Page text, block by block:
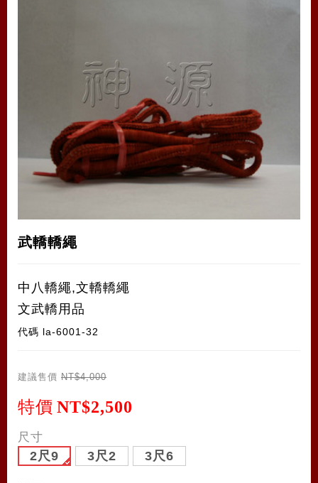
武轎轎繩
中八轎繩,文轎轎繩
文武轎用品
代碼 la-6001-32
建議售價 NT$4,000
特價 NT$2,500
尺寸
2尺9 3尺2 3尺6